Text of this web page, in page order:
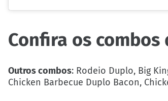
Confira os
Outros combos: Rodeio Duplo, Big
Chicken Barbecue Duplo Bacon,